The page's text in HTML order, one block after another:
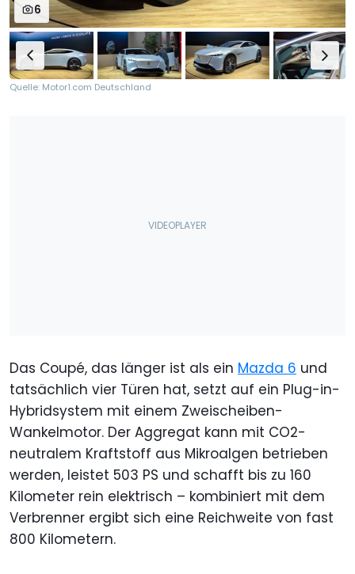
6
Quelle: Motor1.com Deutschland
Das Coupé, das länger ist als ein Mazda 6 und
tatsächlich vier Türen hat, setzt auf ein Plug-in-
Hybridsystem mit einem Zweischeiben-
Wankelmotor. Der Aggregat kann mit CO2-
neutralem Kraftstoff aus Mikroalgen betrieben
werden, leistet 503 PS und schafft bis zu 160
Kilometer rein elektrisch – kombiniert mit dem
Verbrenner ergibt sich eine Reichweite von fast
800 Kilometern.